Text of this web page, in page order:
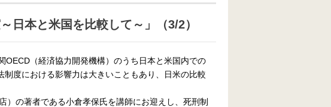
日本と米国を比較して～」（3/2）
（経済協力開発機構）のうち日本と米国内での
度における影響力は大きいこともあり、日米の比較
）の著者である小倉孝保氏を講師にお迎えし、死刑制